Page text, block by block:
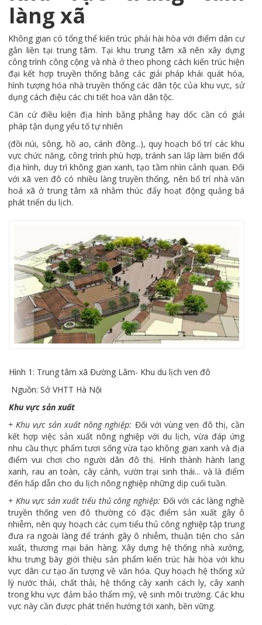
làng xã
Không gian có tổng thể kiến trúc phải hài hòa với điểm dân cư
gắn liền tại trung tâm. Tại khu trung tâm xã nên xây dựng
công trình công cộng và nhà ở theo phong cách kiến trúc hiện
đại kết hợp truyền thống bằng các giải pháp khái quát hóa,
hình tượng hóa nhà truyền thống các dân tộc của khu vực, sử
dụng cách điệu các chi tiết hoa văn dân tộc.
Căn cứ điều kiện địa hình bằng phẳng hay dốc cần có giải
pháp tận dụng yếu tố tự nhiên
(đồi núi, sông, hồ ao, cánh đồng...), quy hoạch bố trí các khu
vực chức năng, công trình phù hợp, tránh san lấp làm biến đổi
địa hình, duy trì không gian xanh, tạo tầm nhìn cảnh quan. Đối
với xã ven đô có nhiều làng truyền thống, nên bố trí nhà văn
hoá xã ở trung tâm xã nhằm thúc đẩy hoạt động quảng bá
phát triển du lịch.
Hình 1: Trung tâm xã Đường Lâm- Khu du lịch ven đô
Nguồn: Sở VHTT Hà Nội
Khu vực sản xuất
+ Khu vực sản xuất nông nghiệp: Đối với vùng ven đô thị, cần
kết hợp việc sản xuất nông nghiệp với du lịch, vừa đáp ứng
nhu cầu thực phẩm tươi sống vừa tạo không gian xanh và địa
điểm vui chơi cho người dân đô thị. Hình thành hành lang
xanh, rau an toàn, cây cảnh, vườn trại sinh thái... và là điểm
đến hấp dẫn cho du lịch nông nghiệp những dịp cuối tuần.
+ Khu vực sản xuất tiểu thủ công nghiệp: Đối với các làng nghề
truyền thống ven đô thường có đặc điểm sản xuất gây ô
nhiễm, nên quy hoạch các cụm tiểu thủ công nghiệp tập trung
đưa ra ngoài làng để tránh gây ô nhiễm, thuận tiện cho sản
xuất, thương mại bán hàng. Xây dựng hệ thống nhà xưởng,
khu trưng bày giới thiệu sản phẩm kiến trúc hài hòa với khu
vực dân cư tạo ấn tượng về văn hóa. Quy hoạch hệ thống xử
lý nước thải, chất thải, hệ thống cây xanh cách ly, cây xanh
trong khu vực đảm bảo thẩm mỹ, vệ sinh môi trường. Các khu
vực này cần được phát triển hướng tới xanh, bền vững.